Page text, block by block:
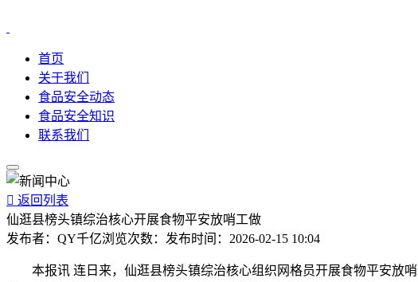
首页
关于我们
食品安全动态
食品安全知识
联系我们
 返回列表
仙逛县榜头镇综治核心开展食物平安放哨工做
发布者： QY千亿浏览次数： 发布时间： 2026-02-15 10:04
本报讯 连日来，仙逛县榜头镇综治核心组织网格员开展食物平安放哨